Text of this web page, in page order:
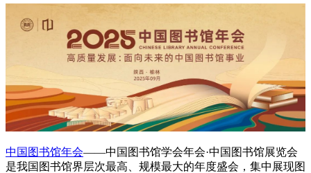
中国图书馆年会——中国图书馆学会年会·中国图书馆展览会
是我国图书馆界层次最高、规模最大的年度盛会，集中展现图